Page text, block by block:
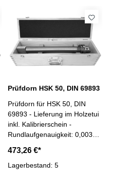
Prüfdorn HSK 50, DIN 69893
Prüfdorn für HSK 50, DIN
69893 - Lieferung im Holzetui
inkl. Kalibrierschein -
Rundlaufgenauigkeit: 0,003
473,26 €*
Lagerbestand: 5